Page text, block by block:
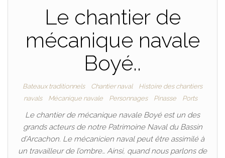
Le chantier de
mécanique navale
Boyé..
Bateaux traditionnels Chantier naval
Histoire des chantiers
navals
Mécanique navale Personnages Pinasse Ports
Le chantier de mécanique navale Boyé est un des
grands acteurs de notre Patrimoine Naval du Bassin
d’Arcachon. Le mécanicien naval peut être assimilé à
un travailleur de l’ombre… Ainsi, quand nous parlons de